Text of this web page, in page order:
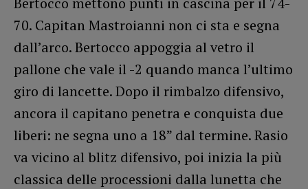
70. Capitan Mastroianni non ci sta e segna
dall’arco. Bertocco appoggia al vetro il
pallone che vale il -2 quando manca l’ultimo
giro di lancette. Dopo il rimbalzo difensivo,
ancora il capitano penetra e conquista due
liberi: ne segna uno a 18” dal termine. Rasio
va vicino al blitz difensivo, poi inizia la più
classica delle processioni dalla lunetta che